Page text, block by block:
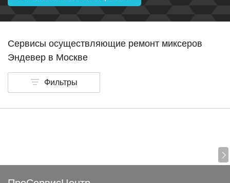
Сервисы осуществляющие ремонт миксеров
Эндевер в Москве
Фильтры